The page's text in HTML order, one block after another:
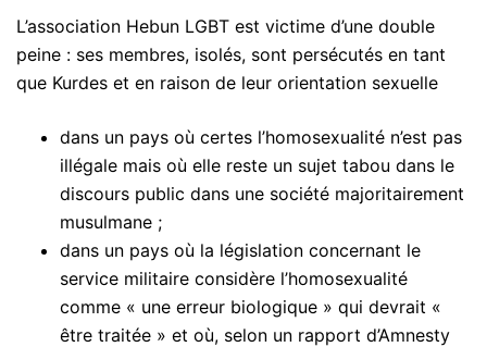
L’association Hebun LGBT est victime d’une double
peine : ses membres, isolés, sont persécutés en tant
que Kurdes et en raison de leur orientation sexuelle
dans un pays où certes l’homosexualité n’est pas
illégale mais où elle reste un sujet tabou dans le
discours public dans une société majoritairement
musulmane ;
dans un pays où la législation concernant le
service militaire considère l’homosexualité
comme « une erreur biologique » qui devrait «
être traitée » et où, selon un rapport d’Amnesty